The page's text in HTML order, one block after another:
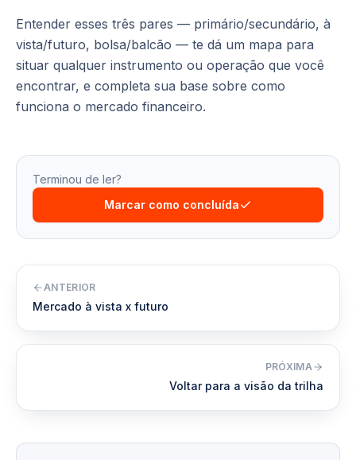
Entender esses três pares — primário/secundário, à
vista/futuro, bolsa/balcão — te dá um mapa para
situar qualquer instrumento ou operação que você
encontrar, e completa sua base sobre como
funciona o mercado financeiro.
Terminou de ler?
Marcar como concluída
ANTERIOR
Mercado à vista x futuro
PRÓXIMA
Voltar para a visão da trilha